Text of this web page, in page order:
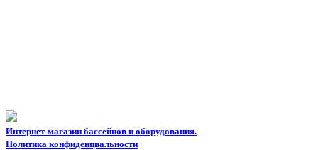
Интернет-магазин бассейнов и оборудования.
Политика конфиденциальности